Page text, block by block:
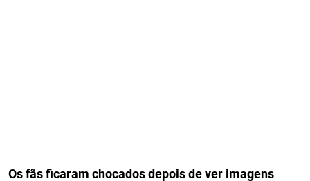
Os fãs ficaram chocados depois de ver imagens